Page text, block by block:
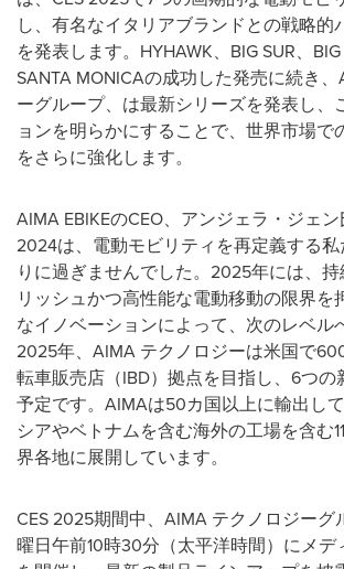
し、有名なイタリアブランドとの戦略的
を発表します。 HYHAWK、 BIG SUR、
SANTA MONICAの成功した発売に続き、
ーグループ、は最新シリーズを発表し、
ョンを明らかにすることで、世界市場で
をさらに強化します。
AIMA EBIKEのCEO、アンジェラ・ジェ
2024は、電動モビリティを再定義する
りに過ぎませんでした。 2025年には、
リッシュかつ高性能な電動移動の限界を
なイノベーションによって、次のレベル
2025年、 AIMA テクノロジーは米国で
転車販売店（IBD）拠点を目指し、 6つの
予定です。 AIMAは50カ国以上に輸出し
シアやベトナムを含む海外の工場を含む11
界各地に展開しています。
CES 2025期間中、 AIMA テクノロジーグ
曜日午前10時30分（太平洋時間）にメデ